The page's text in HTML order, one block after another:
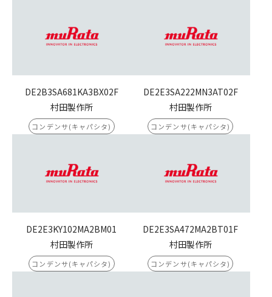
DE2B3SA681KA3BX02F
村田製作所
コンデンサ(キャパシタ)
DE2E3SA222MN3AT02F
村田製作所
コンデンサ(キャパシタ)
DE2E3KY102MA2BM01
村田製作所
コンデンサ(キャパシタ)
DE2E3SA472MA2BT01F
村田製作所
コンデンサ(キャパシタ)